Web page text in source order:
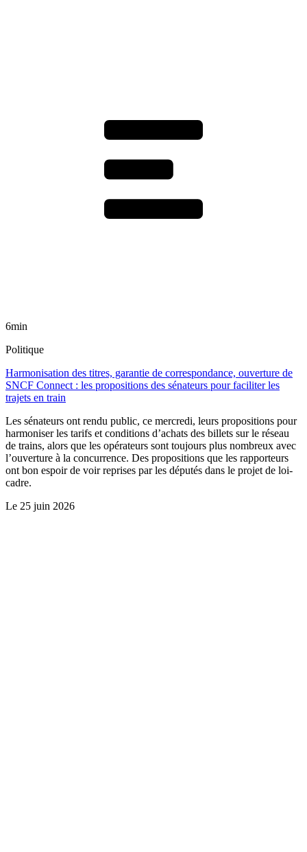
6min
Politique
Harmonisation des titres, garantie de correspondance, ouverture de
SNCF Connect : les propositions des sénateurs pour faciliter les
trajets en train
Les sénateurs ont rendu public, ce mercredi, leurs propositions pour
harmoniser les tarifs et conditions d’achats des billets sur le réseau
de trains, alors que les opérateurs sont toujours plus nombreux avec
l’ouverture à la concurrence. Des propositions que les rapporteurs
ont bon espoir de voir reprises par les députés dans le projet de loi-
cadre.
Le 25 juin 2026